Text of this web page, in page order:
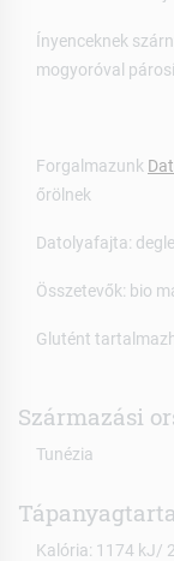
Ínyenceknek
mogyoróval
Forgalmazunk
őrölnek
Datolyafajta:
Összetevők: bio
Glutént
Származási
Tunézia
Kalória: 1174 kJ/